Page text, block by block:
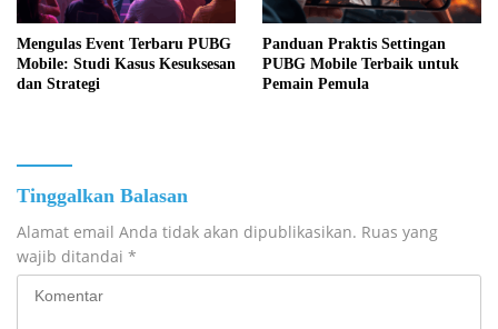
Mengulas Event Terbaru PUBG
Mobile: Studi Kasus Kesuksesan
dan Strategi
Panduan Praktis Settingan
PUBG Mobile Terbaik untuk
Pemain Pemula
Tinggalkan Balasan
Alamat email Anda tidak akan dipublikasikan. Ruas yang
wajib ditandai *